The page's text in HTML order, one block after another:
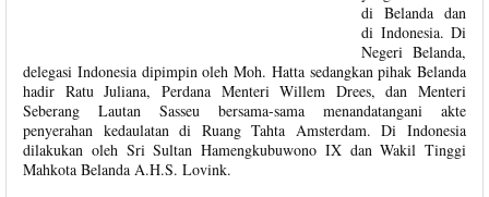
di Belanda dan
di Indonesia. Di
Negeri Belanda,
delegasi Indonesia dipimpin oleh Moh. Hatta sedangkan pihak Belanda
hadir Ratu Juliana, Perdana Menteri Willem Drees, dan Menteri
Seberang Lautan Sasseu bersama-sama menandatangani akte
penyerahan kedaulatan di Ruang Tahta Amsterdam. Di Indonesia
dilakukan oleh Sri Sultan Hamengkubuwono IX dan Wakil Tinggi
Mahkota Belanda A.H.S. Lovink.